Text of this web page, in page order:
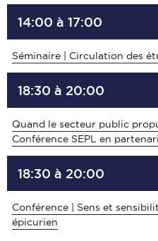
14:00 à 17:00
Séminaire | Circulation des
18:30 à 20:00
Quand le secteur public
Conférence SEPL en
18:30 à 20:00
Conférence | Sens et
épicurien